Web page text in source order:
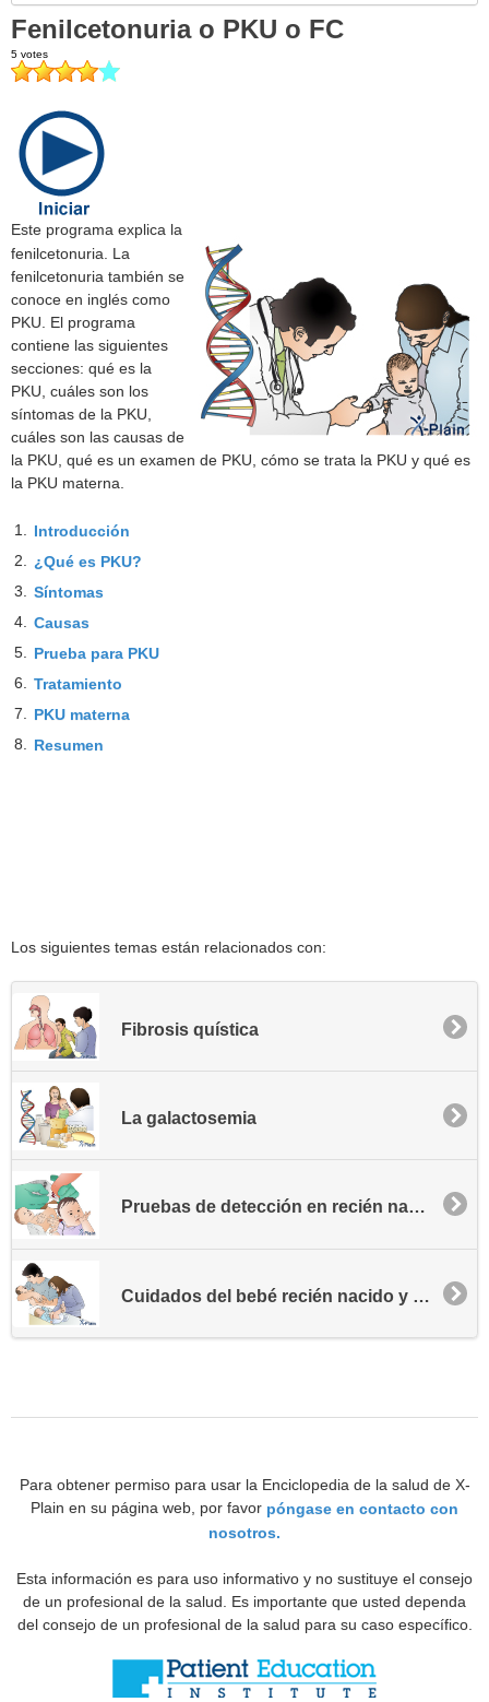
Fenilcetonuria o PKU o FC
Este programa explica la
fenilcetonuria. La
fenilcetonuria también se
conoce en inglés como
PKU. El programa
contiene las siguientes
secciones: qué es la
PKU, cuáles son los
síntomas de la PKU,
cuáles son las causas de
la PKU, qué es un examen de PKU, cómo se trata la PKU y qué es
la PKU materna.
1. Introducción
2. ¿Qué es PKU?
3. Síntomas
4. Causas
5. Prueba para PKU
6. Tratamiento
7. PKU materna
8. Resumen
Los siguientes temas están relacionados con:
Fibrosis quística
La galactosemia
Pruebas de detección en recién nacidos
Cuidados del bebé recién nacido y del infante
Para obtener permiso para usar la Enciclopedia de la salud de X-
Plain en su página web, por favor póngase en contacto con
nosotros.
Esta información es para uso informativo y no sustituye el consejo
de un profesional de la salud. Es importante que usted dependa
del consejo de un profesional de la salud para su caso específico.